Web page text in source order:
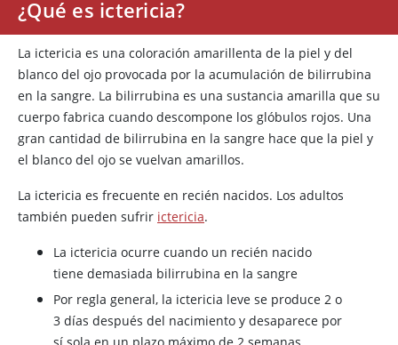
¿Qué es ictericia?
La ictericia es una coloración amarillenta de la piel y del
blanco del ojo provocada por la acumulación de bilirrubina
en la sangre. La bilirrubina es una sustancia amarilla que su
cuerpo fabrica cuando descompone los glóbulos rojos. Una
gran cantidad de bilirrubina en la sangre hace que la piel y
el blanco del ojo se vuelvan amarillos.
La ictericia es frecuente en recién nacidos. Los adultos
también pueden sufrir ictericia.
La ictericia ocurre cuando un recién nacido
tiene demasiada bilirrubina en la sangre
Por regla general, la ictericia leve se produce 2 o
3 días después del nacimiento y desaparece por